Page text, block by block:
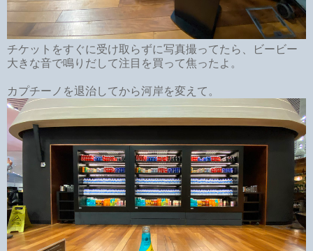
チケットをすぐに受け取らずに写真撮ってたら、ビービー
大きな音で鳴りだして注目を買って焦ったよ。
カプチーノを退治してから河岸を変えて。